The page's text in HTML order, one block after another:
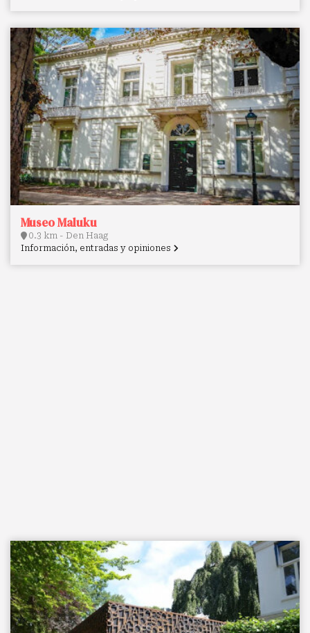
Museo Maluku
0.3 km - Den Haag
Información, entradas y opiniones